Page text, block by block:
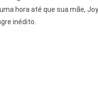
hora até que sua mãe,
inédito.